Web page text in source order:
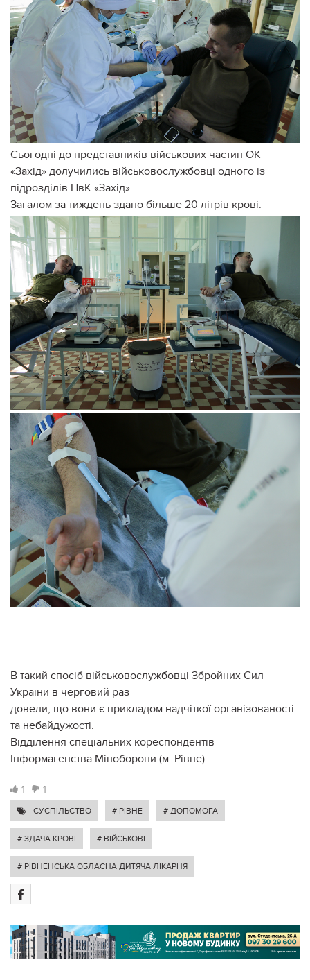
Сьогодні до представників військових частин ОК
«Захід» долучились військовослужбовці одного із
підрозділів ПвК «Захід».
Загалом за тиждень здано більше 20 літрів крові.
В такий спосіб військовослужбовці Збройних Сил
України в черговий раз
довели, що вони є прикладом надчіткої організованості
та небайдужості.
Відділення спеціальних кореспондентів
Інформагенства Міноборони (м. Рівне)
1 1
СУСПІЛЬСТВО # РІВНЕ # ДОПОМОГА
# ЗДАЧА КРОВІ # ВІЙСЬКОВІ
# РІВНЕНСЬКА ОБЛАСНА ДИТЯЧА ЛІКАРНЯ